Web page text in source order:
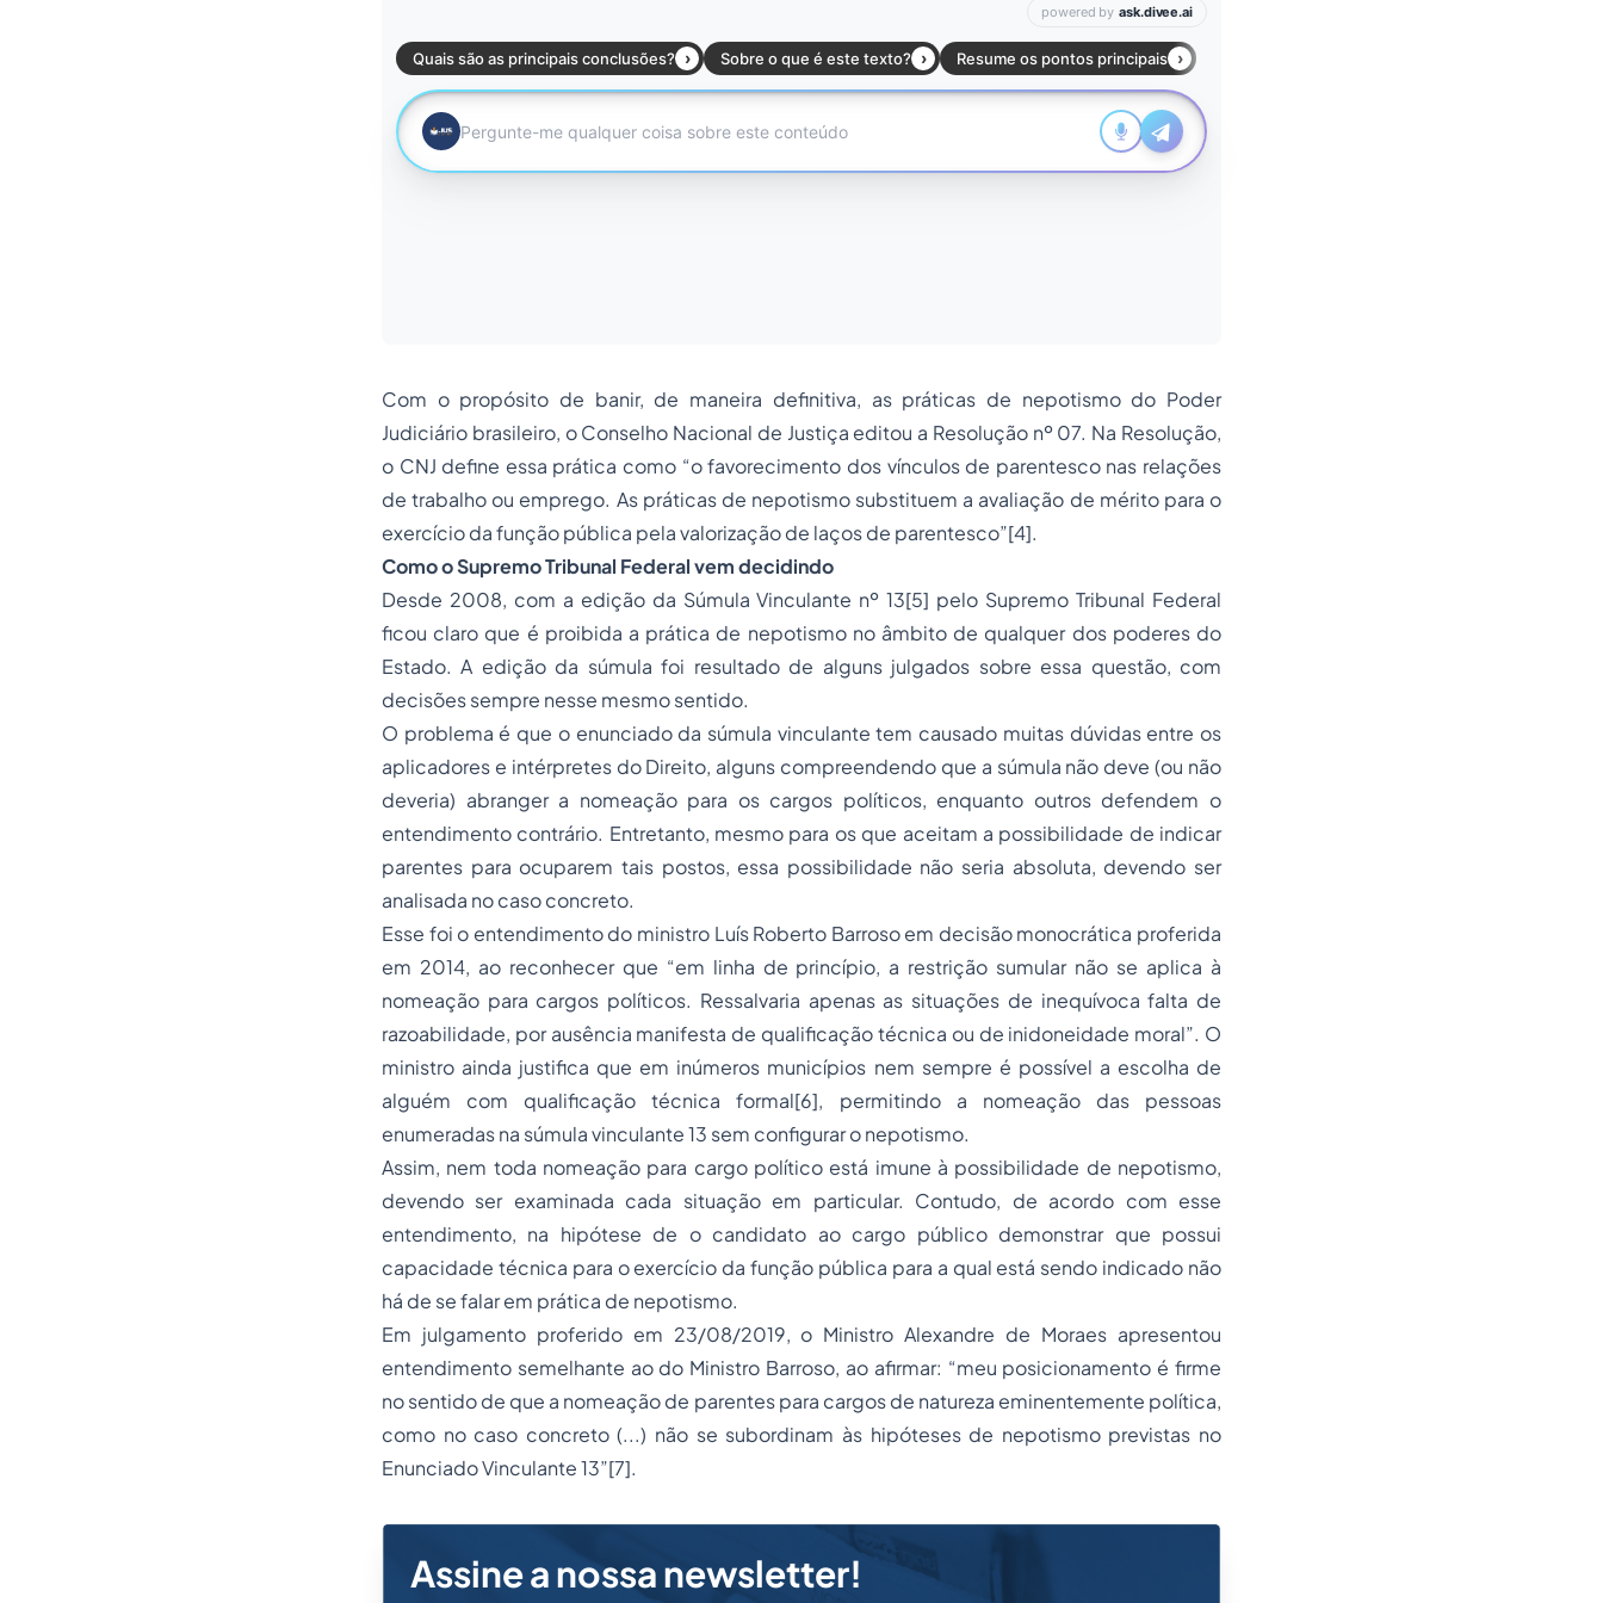
Com o propósito de banir, de maneira definitiva, as práticas de nepotismo do Poder
Judiciário brasileiro, o Conselho Nacional de Justiça editou a Resolução nº 07. Na Resolução,
o CNJ define essa prática como “o favorecimento dos vínculos de parentesco nas relações
de trabalho ou emprego. As práticas de nepotismo substituem a avaliação de mérito para o
exercício da função pública pela valorização de laços de parentesco”[4].
Como o Supremo Tribunal Federal vem decidindo
Desde 2008, com a edição da Súmula Vinculante nº 13[5] pelo Supremo Tribunal Federal
ficou claro que é proibida a prática de nepotismo no âmbito de qualquer dos poderes do
Estado. A edição da súmula foi resultado de alguns julgados sobre essa questão, com
decisões sempre nesse mesmo sentido.
O problema é que o enunciado da súmula vinculante tem causado muitas dúvidas entre os
aplicadores e intérpretes do Direito, alguns compreendendo que a súmula não deve (ou não
deveria) abranger a nomeação para os cargos políticos, enquanto outros defendem o
entendimento contrário. Entretanto, mesmo para os que aceitam a possibilidade de indicar
parentes para ocuparem tais postos, essa possibilidade não seria absoluta, devendo ser
analisada no caso concreto.
Esse foi o entendimento do ministro Luís Roberto Barroso em decisão monocrática proferida
em 2014, ao reconhecer que “em linha de princípio, a restrição sumular não se aplica à
nomeação para cargos políticos. Ressalvaria apenas as situações de inequívoca falta de
razoabilidade, por ausência manifesta de qualificação técnica ou de inidoneidade moral”. O
ministro ainda justifica que em inúmeros municípios nem sempre é possível a escolha de
alguém com qualificação técnica formal[6], permitindo a nomeação das pessoas
enumeradas na súmula vinculante 13 sem configurar o nepotismo.
Assim, nem toda nomeação para cargo político está imune à possibilidade de nepotismo,
devendo ser examinada cada situação em particular. Contudo, de acordo com esse
entendimento, na hipótese de o candidato ao cargo público demonstrar que possui
capacidade técnica para o exercício da função pública para a qual está sendo indicado não
há de se falar em prática de nepotismo.
Em julgamento proferido em 23/08/2019, o Ministro Alexandre de Moraes apresentou
entendimento semelhante ao do Ministro Barroso, ao afirmar: “meu posicionamento é firme
no sentido de que a nomeação de parentes para cargos de natureza eminentemente política,
como no caso concreto (...) não se subordinam às hipóteses de nepotismo previstas no
Enunciado Vinculante 13”[7].
Assine a nossa newsletter!